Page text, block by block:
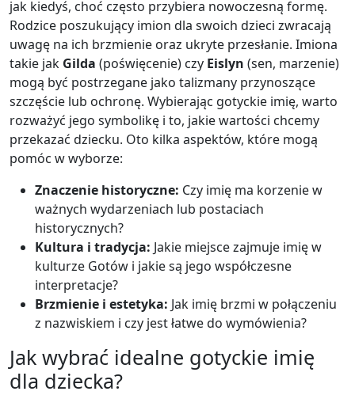
jak kiedyś, choć często przybiera nowoczesną formę.
Rodzice poszukujący imion dla swoich dzieci zwracają
uwagę na ich brzmienie oraz ukryte przesłanie. Imiona
takie jak Gilda (poświęcenie) czy Eislyn (sen, marzenie)
mogą być postrzegane jako talizmany przynoszące
szczęście lub ochronę. Wybierając gotyckie imię, warto
rozważyć jego symbolikę i to, jakie wartości chcemy
przekazać dziecku. Oto kilka aspektów, które mogą
pomóc w wyborze:
Znaczenie historyczne: Czy imię ma korzenie w
ważnych wydarzeniach lub postaciach
historycznych?
Kultura i tradycja: Jakie miejsce zajmuje imię w
kulturze Gotów i jakie są jego współczesne
interpretacje?
Brzmienie i estetyka: Jak imię brzmi w połączeniu
z nazwiskiem i czy jest łatwe do wymówienia?
Jak wybrać idealne gotyckie imię
dla dziecka?